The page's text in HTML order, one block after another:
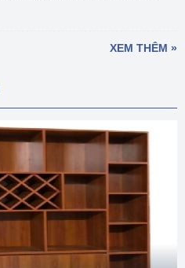
XEM THÊM »